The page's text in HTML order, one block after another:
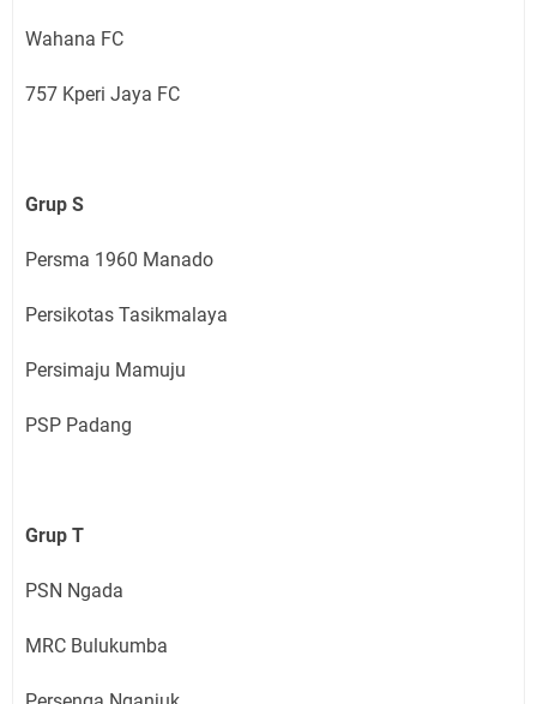
Wahana FC
757 Kperi Jaya FC
Grup S
Persma 1960 Manado
Persikotas Tasikmalaya
Persimaju Mamuju
PSP Padang
Grup T
PSN Ngada
MRC Bulukumba